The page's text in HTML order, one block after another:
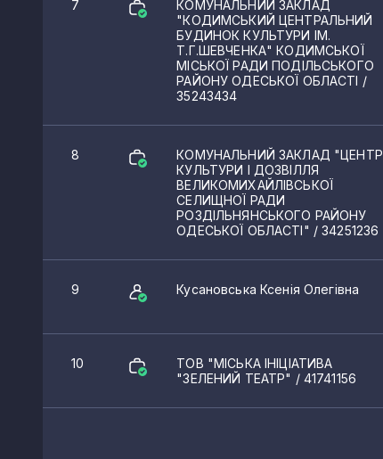
7
КОМУНАЛЬНИЙ ЗАКЛАД
"КОДИМСЬКИЙ ЦЕНТРАЛЬНИЙ
БУДИНОК КУЛЬТУРИ ІМ.
Т.Г.ШЕВЧЕНКА" КОДИМСЬКОЇ
МІСЬКОЇ РАДИ ПОДІЛЬСЬКОГО
РАЙОНУ ОДЕСЬКОЇ ОБЛАСТІ /
35243434
8
КОМУНАЛЬНИЙ ЗАКЛАД "ЦЕНТР
КУЛЬТУРИ І ДОЗВІЛЛЯ
ВЕЛИКОМИХАЙЛІВСЬКОЇ
СЕЛИЩНОЇ РАДИ
РОЗДІЛЬНЯНСЬКОГО РАЙОНУ
ОДЕСЬКОЇ ОБЛАСТІ" / 34251236
9 Кусановська Ксенія Олегівна
10
ТОВ "МІСЬКА ІНІЦІАТИВА
"ЗЕЛЕНИЙ ТЕАТР" / 41741156